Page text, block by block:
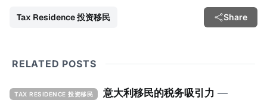
Tax Residence 投资移民 Share
RELATED POSTS
TAX RESIDENCE 投资移民 意大利移民的税务吸引力 —